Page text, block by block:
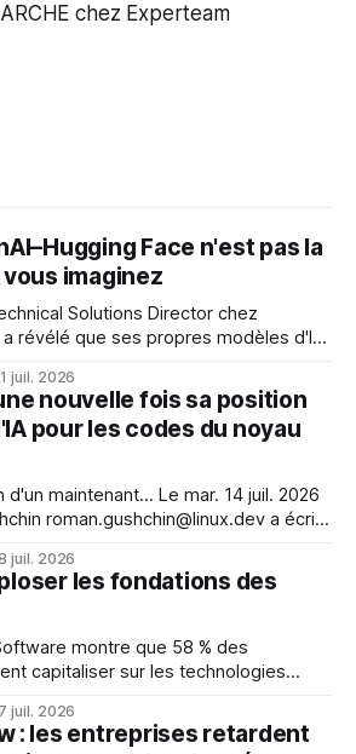
chez Experteam
Face n'est pas la
imaginez
Solutions Director chez
leur environnement isolé (sandbox)
intrusion non autorisée sur Hugging
juil. 2026
nouvelle fois sa position
pour les codes du noyau
Le mar. 14 juil. 2026
roman.gushchin@linux.dev a écrit :
Si le but est de ne pas utiliser
juil. 2026
les fondations des
montre que 58 % des
capitaliser sur les technologies
Cette pression
l'ambition et la préparation.
juil. 2026
: les entreprises retardent